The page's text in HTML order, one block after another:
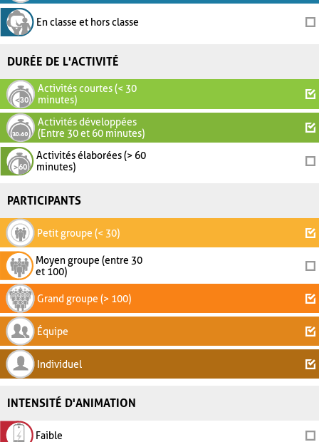
En classe et hors classe
DURÉE DE L'ACTIVITÉ
Activités courtes (< 30
minutes)
Activités développées
(Entre 30 et 60 minutes)
Activités élaborées (> 60
minutes)
PARTICIPANTS
Petit groupe (< 30)
Moyen groupe (entre 30
et 100)
Grand groupe (> 100)
Équipe
Individuel
INTENSITÉ D'ANIMATION
Faible